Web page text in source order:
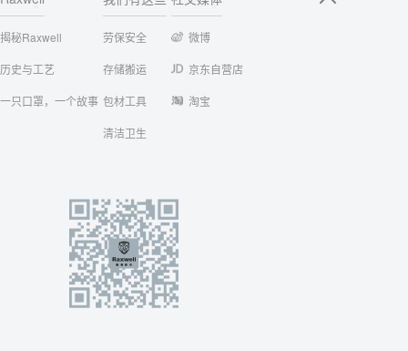
揭秘Raxwell
历史与工艺
一只口罩，一个故事
劳保安全
存储搬运
包材工具
清洁卫生
微博
京东自营店
淘宝